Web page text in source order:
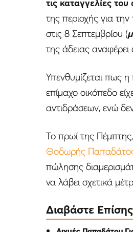
τις καταγγελίες
της περιοχής για
στις 8 Σεπτεμβρίου (
της άδειας
Υπενθυμίζεται πως
επίμαχο οικόπεδο
αντιδράσεων, ενώ
Το πρωί της
Θοδωρής
πώλησης
να λάβει σχετικά
Διαβάστε Επίσης